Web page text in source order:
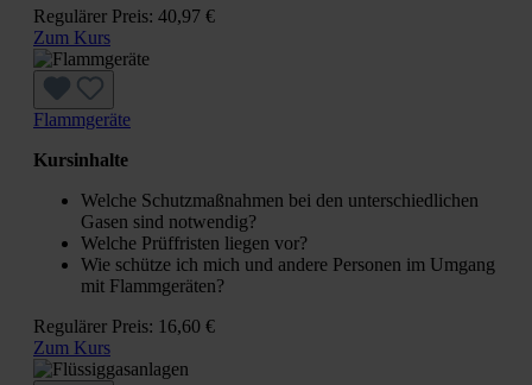
Regulärer Preis: 40,97 €
Zum Kurs
Flammgeräte
Kursinhalte
Welche Schutzmaßnahmen bei den unterschiedlichen
Gasen sind notwendig?
Welche Prüffristen liegen vor?
Wie schütze ich mich und andere Personen im Umgang
mit Flammgeräten?
Regulärer Preis: 16,60 €
Zum Kurs